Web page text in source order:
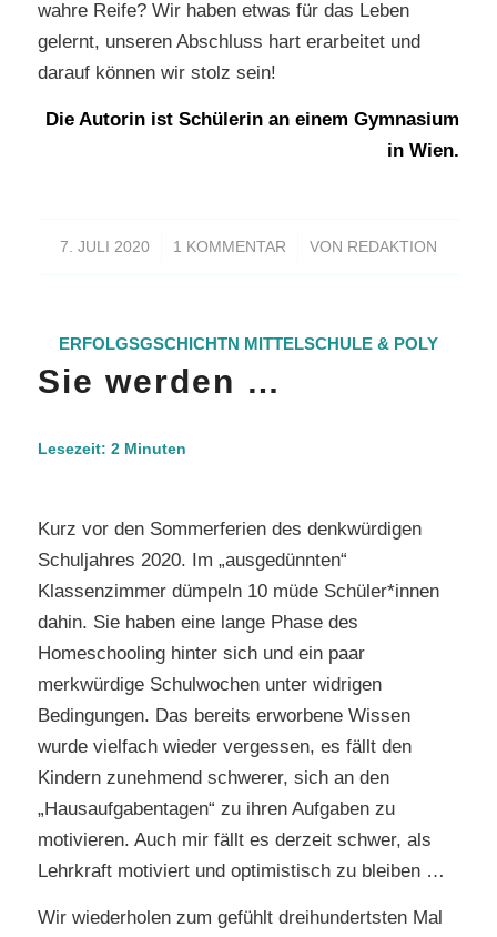
wahre Reife? Wir haben etwas für das Leben
gelernt, unseren Abschluss hart erarbeitet und
darauf können wir stolz sein!
Die Autorin ist Schülerin an einem Gymnasium
in Wien.
7. JULI 2020
/ 1 KOMMENTAR
/ VON REDAKTION
ERFOLGSGSCHICHTN MITTELSCHULE & POLY
Sie werden …
Lesezeit: 2 Minuten
Kurz vor den Sommerferien des denkwürdigen
Schuljahres 2020. Im „ausgedünnten“
Klassenzimmer dümpeln 10 müde Schüler*innen
dahin. Sie haben eine lange Phase des
Homeschooling hinter sich und ein paar
merkwürdige Schulwochen unter widrigen
Bedingungen. Das bereits erworbene Wissen
wurde vielfach wieder vergessen, es fällt den
Kindern zunehmend schwerer, sich an den
„Hausaufgabentagen“ zu ihren Aufgaben zu
motivieren. Auch mir fällt es derzeit schwer, als
Lehrkraft motiviert und optimistisch zu bleiben …
Wir wiederholen zum gefühlt dreihundertsten Mal